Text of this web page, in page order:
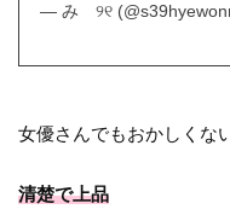
— み ୨୧
女優さんでもおかしくな
清楚で上品